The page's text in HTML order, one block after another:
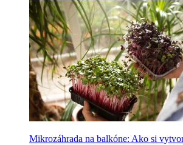
Mikrozáhrada na balkóne: Ako si